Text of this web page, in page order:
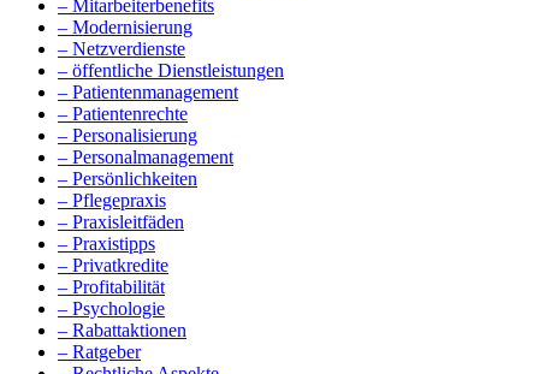
– Mitarbeiterbenefits
– Modernisierung
– Netzverdienste
– öffentliche Dienstleistungen
– Patientenmanagement
– Patientenrechte
– Personalisierung
– Personalmanagement
– Persönlichkeiten
– Pflegepraxis
– Praxisleitfäden
– Praxistipps
– Privatkredite
– Profitabilität
– Psychologie
– Rabattaktionen
– Ratgeber